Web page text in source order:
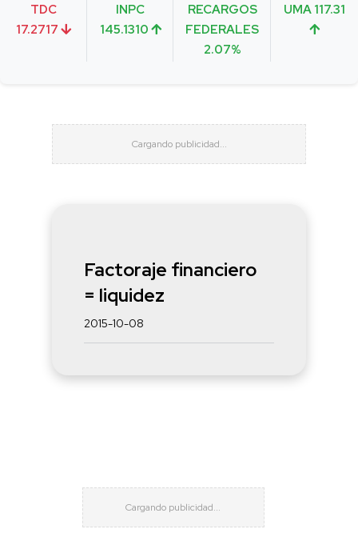
TDC
17.2717
INPC
145.1310
RECARGOS
FEDERALES
2.07%
UMA 117.31
Factoraje financiero
= liquidez
2015-10-08